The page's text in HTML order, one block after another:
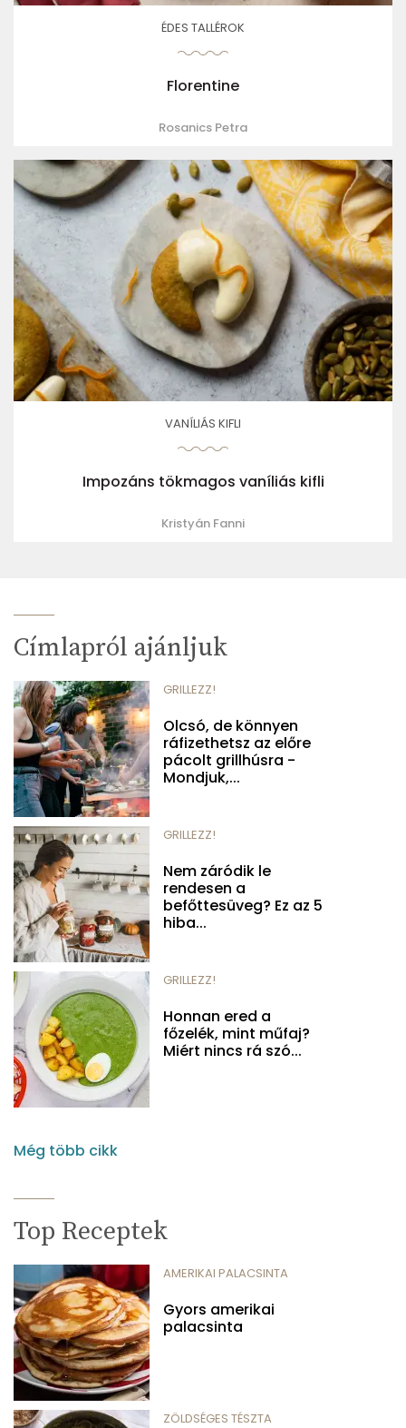
ÉDES TALLÉROK
Florentine
Rosanics Petra
VANÍLIÁS KIFLI
Impozáns tökmagos vaníliás kifli
Kristyán Fanni
Címlapról ajánljuk
GRILLEZZ!
Olcsó, de könnyen
ráfizethetsz az előre
pácolt grillhúsra -
Mondjuk,...
GRILLEZZ!
Nem záródik le
rendesen a
befőttesüveg? Ez az 5
hiba...
GRILLEZZ!
Honnan ered a
főzelék, mint műfaj?
Miért nincs rá szó...
Még több cikk
Top Receptek
AMERIKAI PALACSINTA
Gyors amerikai
palacsinta
ZÖLDSÉGES TÉSZTA